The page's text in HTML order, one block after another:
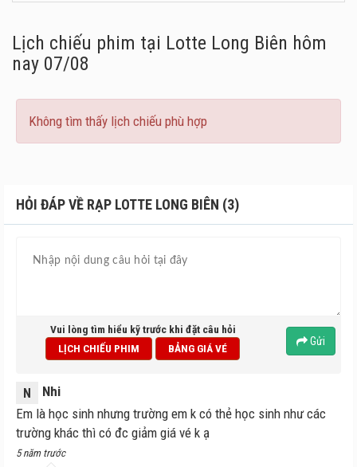
Lịch chiếu phim tại Lotte Long Biên hôm
nay 07/08
Không tìm thấy lịch chiếu phù hợp
HỎI ĐÁP VỀ RẠP LOTTE LONG BIÊN (3)
Vui lòng tìm hiểu kỹ trước khi đặt câu hỏi
LỊCH CHIẾU PHIM
BẢNG GIÁ VÉ
Gửi
N
Nhi
Em là học sinh nhưng trường em k có thẻ học sinh như các
trường khác thì có đc giảm giá vé k ạ
5 năm trước